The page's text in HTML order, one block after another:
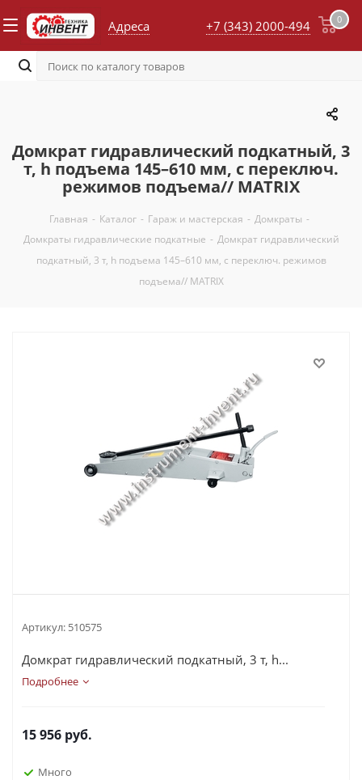
Адреса 0
+7 (343) 2000-494
Домкрат гидравлический подкатный, 3
т, h подъема 145–610 мм, с переключ.
режимов подъема// MATRIX
Главная - Каталог - Гараж и мастерская - Домкраты -
Домкраты гидравлические подкатные - Домкрат гидравлический
подкатный, 3 т, h подъема 145–610 мм, с переключ. режимов
подъема// MATRIX
Артикул: 510575
Домкрат гидравлический подкатный, 3 т, h...
Подробнее
15 956 руб.
Много